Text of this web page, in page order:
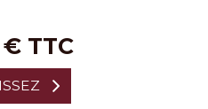
TTC